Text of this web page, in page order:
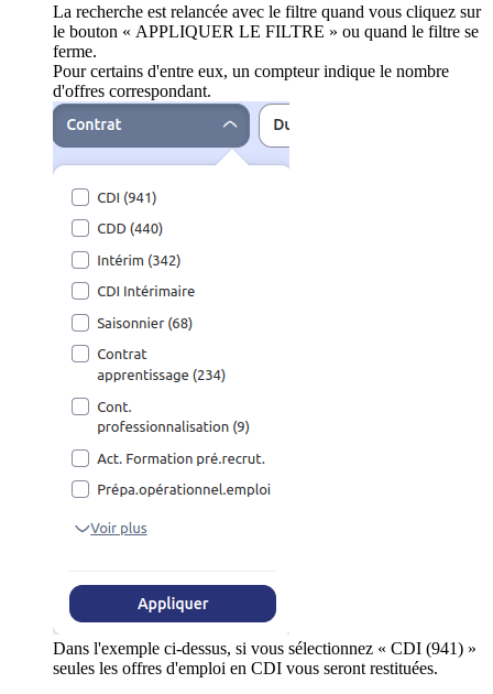
La recherche est relancée avec le filtre quand vous cliquez sur
le bouton « APPLIQUER LE FILTRE » ou quand le filtre se
ferme.
Pour certains d'entre eux, un compteur indique le nombre
d'offres correspondant.
Dans l'exemple ci-dessus, si vous sélectionnez « CDI (941) »
seules les offres d'emploi en CDI vous seront restituées.